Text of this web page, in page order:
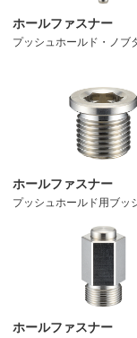
ホールファスナー
プッシュホールド・ノブ
ホールファスナー
プッシュホールド用ブッ
ホールファスナー